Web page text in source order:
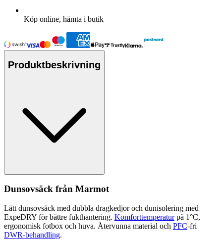
Köp online, hämta i butik
Produktbeskrivning
Dunsovsäck från Marmot
Lätt dunsovsäck med dubbla dragkedjor och dunisolering med
ExpeDRY för bättre fukthantering. Komforttemperaturpå 1°C,
ergonomisk fotbox och huva. Återvunna material och PFC-fri
DWR-behandling.